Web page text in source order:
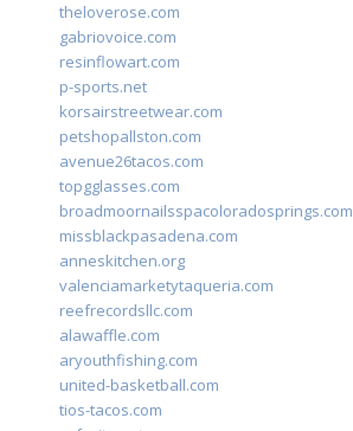
theloverose.com
gabriovoice.com
resinflowart.com
p-sports.net
korsairstreetwear.com
petshopallston.com
avenue26tacos.com
topgglasses.com
broadmoornailsspacoloradosprings.com
missblackpasadena.com
anneskitchen.org
valenciamarketytaqueria.com
reefrecordsllc.com
alawaffle.com
aryouthfishing.com
united-basketball.com
tios-tacos.com